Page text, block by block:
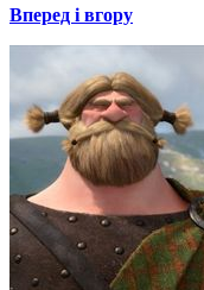
Вперед і вгору